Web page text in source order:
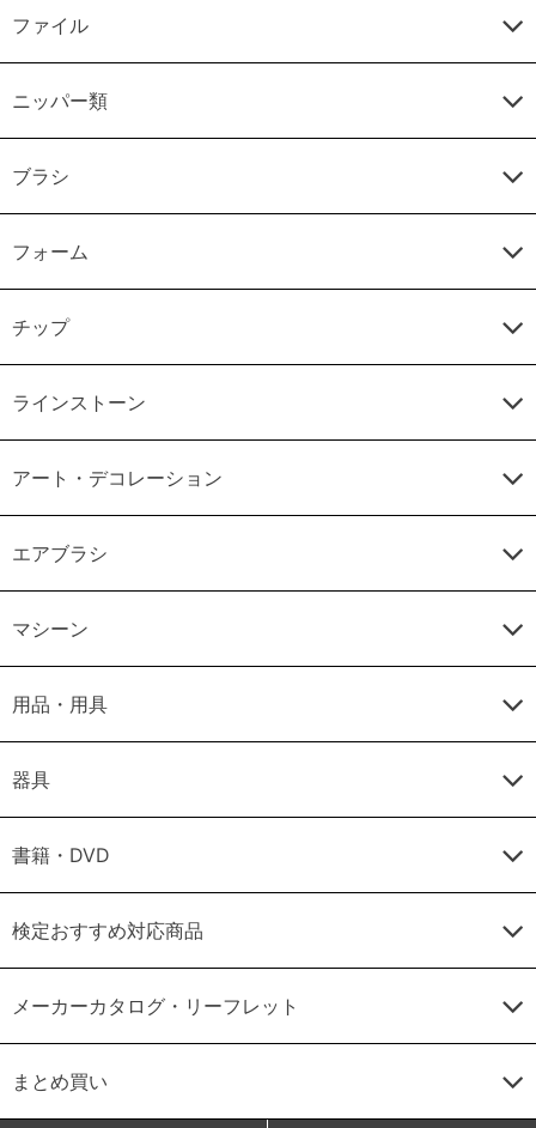
ファイル
ニッパー類
ブラシ
フォーム
チップ
ラインストーン
アート・デコレーション
エアブラシ
マシーン
用品・用具
器具
書籍・DVD
検定おすすめ対応商品
メーカーカタログ・リーフレット
まとめ買い